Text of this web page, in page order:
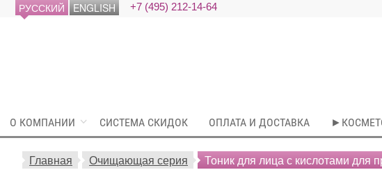
РУССКИЙ ENGLISH +7 (495) 212-14-64
О КОМПАНИИ СИСТЕМА СКИДОК ОПЛАТА И ДОСТАВКА
Главная Очищающая серия Тоник для лица с кислотами для